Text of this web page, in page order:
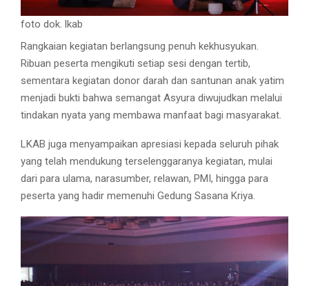
foto dok. lkab
Rangkaian kegiatan berlangsung penuh kekhusyukan.
Ribuan peserta mengikuti setiap sesi dengan tertib,
sementara kegiatan donor darah dan santunan anak yatim
menjadi bukti bahwa semangat Asyura diwujudkan melalui
tindakan nyata yang membawa manfaat bagi masyarakat.
LKAB juga menyampaikan apresiasi kepada seluruh pihak
yang telah mendukung terselenggaranya kegiatan, mulai
dari para ulama, narasumber, relawan, PMI, hingga para
peserta yang hadir memenuhi Gedung Sasana Kriya.